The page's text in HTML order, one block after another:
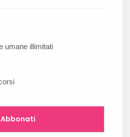
umane illimitati
Abbonati